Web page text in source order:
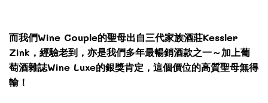
而我們Wine Couple的聖母出自三代家族酒莊Kessler
Zink，經驗老到，亦是我們多年最暢銷酒款之一～加上葡
萄酒雜誌Wine Luxe的銀獎肯定，這個價位的高質聖母無得
輸！